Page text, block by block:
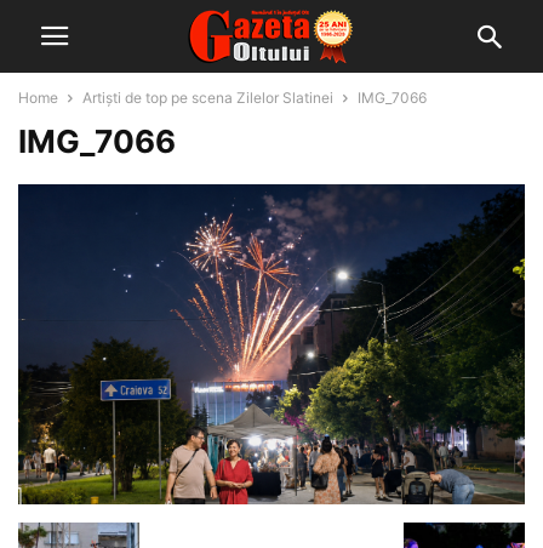
Home Artiști de top pe scena Zilelor Slatinei IMG_7066
IMG_7066